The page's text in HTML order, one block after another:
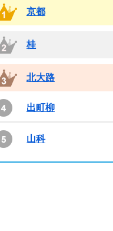
京都
桂
北大路
出町柳
山科